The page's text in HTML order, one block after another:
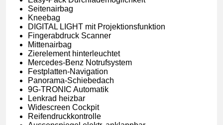
Seitenairbag
Kneebag
DIGITAL LIGHT mit Projektionsfunktion
Fingerabdruck Scanner
Mittenairbag
Zierelement hinterleuchtet
Mercedes-Benz Notrufsystem
Festplatten-Navigation
Panorama-Schiebedach
9G-TRONIC Automatik
Lenkrad heizbar
Widescreen Cockpit
Reifendruckkontrolle